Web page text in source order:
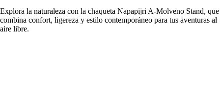
Explora la naturaleza con la chaqueta Napapijri A-Molveno Stand, que
combina confort, ligereza y estilo contemporáneo para tus aventuras al
aire libre.